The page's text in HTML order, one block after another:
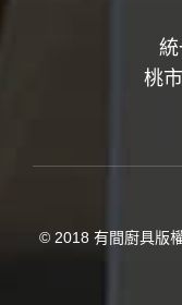
桃
© 2018 有間廚具版